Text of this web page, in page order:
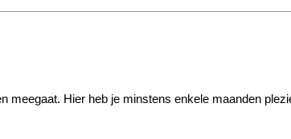
meegaat. Hier heb je minstens enkele maanden